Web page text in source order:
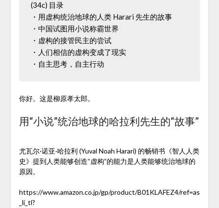
(34c) 目录
・用虚构统治地球的人类 Harari 先生的故事
・中国试图用小说称霸世界
・虚构的接管民主的尝试
・人们相信的虚构变成了现实
你好。这是柳原孝太郎。
用“小说”统治地球的哈拉利先生的“故事”
尤瓦尔·诺亚·哈拉利 (Yuval Noah Harari) 的畅销书《智人人类
史》提到人类能够创造“虚构”的能力是人类能够统治地球的
原因。
https://www.amazon.co.jp/gp/product/B01KLAFEZ4/ref=as
_li_tl?